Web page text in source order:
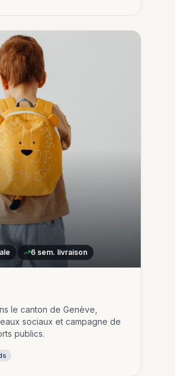
6 sem. livraison
le canton de Genève,
sociaux et campagne de
publics.